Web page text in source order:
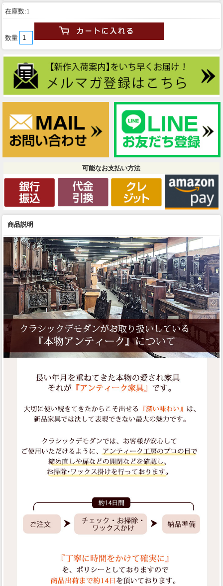
在庫数:1
数量
可能なお支払い方法
商品説明